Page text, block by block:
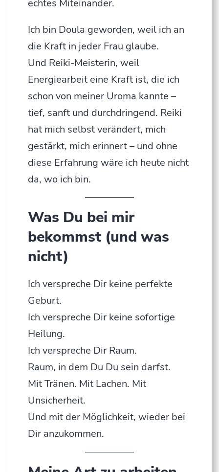
echtes Miteinander.
Ich bin Doula geworden, weil ich an
die Kraft in jeder Frau glaube.
Und Reiki-Meisterin, weil
Energiearbeit eine Kraft ist, die ich
schon von meiner Uroma kannte –
tief, sanft und durchdringend. Reiki
hat mich selbst verändert, mich
gestärkt, mich erinnert – und ohne
diese Erfahrung wäre ich heute nicht
da, wo ich bin.
Was Du bei mir
bekommst (und was
nicht)
Ich verspreche Dir keine perfekte
Geburt.
Ich verspreche Dir keine sofortige
Heilung.
Ich verspreche Dir Raum.
Raum, in dem Du Du sein darfst.
Mit Tränen. Mit Lachen. Mit
Unsicherheit.
Und mit der Möglichkeit, wieder bei
Dir anzukommen.